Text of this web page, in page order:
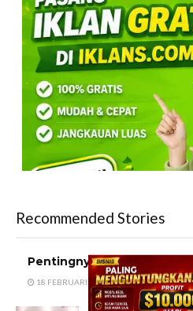
Recommended Stories
Pentingnya Grammar dalam
18 FEBRUARI 2010